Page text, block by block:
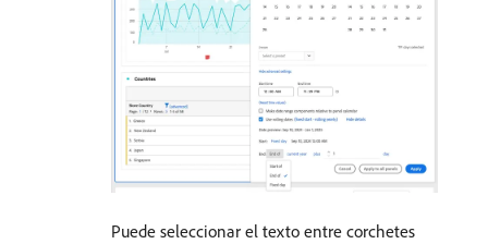
Puede seleccionar el texto entre corchetes